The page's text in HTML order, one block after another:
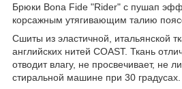
Брюки Bona Fide "Rider" c пушап
корсажным утягивающим талию
Сшиты из эластичной, итальянской
английских нитей COAST. Ткань
отводит влагу, не просвечивает, не
стиральной машине при 30 градусах.